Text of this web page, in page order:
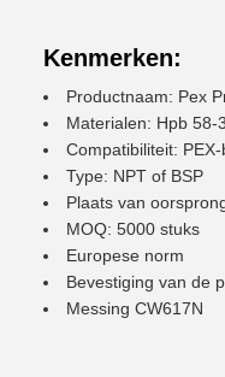
Kenmerken:
Productnaam: Pex
Materialen: Hpb 58-
Compatibiliteit: PEX-
Type: NPT of BSP
Plaats van
MOQ: 5000 stuks
Europese norm
Bevestiging van de
Messing CW617N